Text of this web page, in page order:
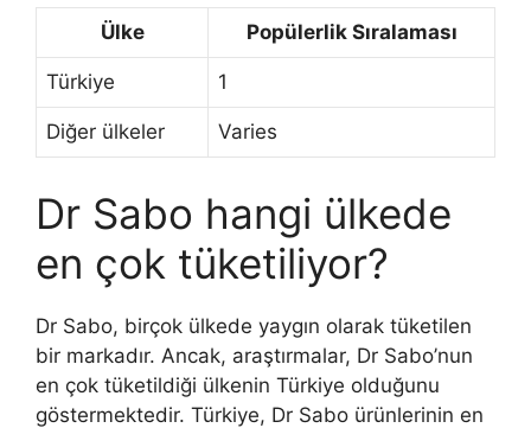
Ülke Popülerlik Sıralaması
Türkiye 1
Diğer ülkeler Varies
Dr Sabo hangi ülkede
en çok tüketiliyor?
Dr Sabo, birçok ülkede yaygın olarak tüketilen
bir markadır. Ancak, araştırmalar, Dr Sabo’nun
en çok tüketildiği ülkenin Türkiye olduğunu
göstermektedir. Türkiye, Dr Sabo ürünlerinin en